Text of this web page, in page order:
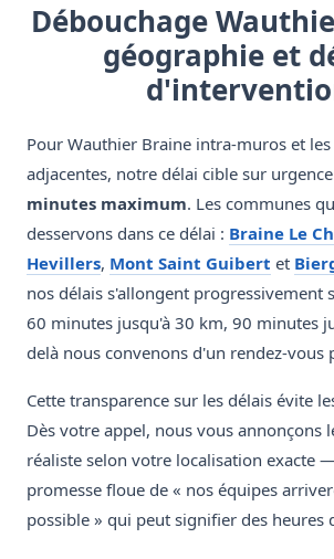
Débouchage
géographie et
Pour Wauthier Braine intra-muros et
adjacentes, notre délai cible sur
minutes maximum. Les communes
desservons dans ce délai : Braine Le
Hevillers, Mont Saint Guibert et
nos délais s'allongent progressivement
60 minutes jusqu'à 30 km, 90 minutes
delà nous convenons d'un rendez-vous
Cette transparence sur les délais évite
Dès votre appel, nous vous annonçons
réaliste selon votre localisation exacte
promesse floue de « nos équipes
possible » qui peut signifier des heures